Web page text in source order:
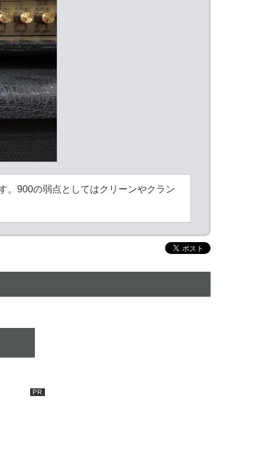
。900の弱点としてはクリーンやクラン